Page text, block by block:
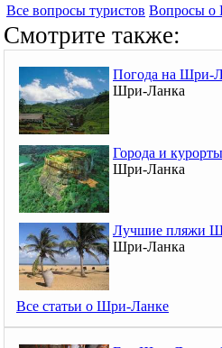
Все вопросы туристов Вопросы о
Смотрите также:
Погода на Шри-
Шри-Ланка
Города и
Шри-Ланка
Лучшие пляжи
Шри-Ланка
Все статьи о Шри-Ланке